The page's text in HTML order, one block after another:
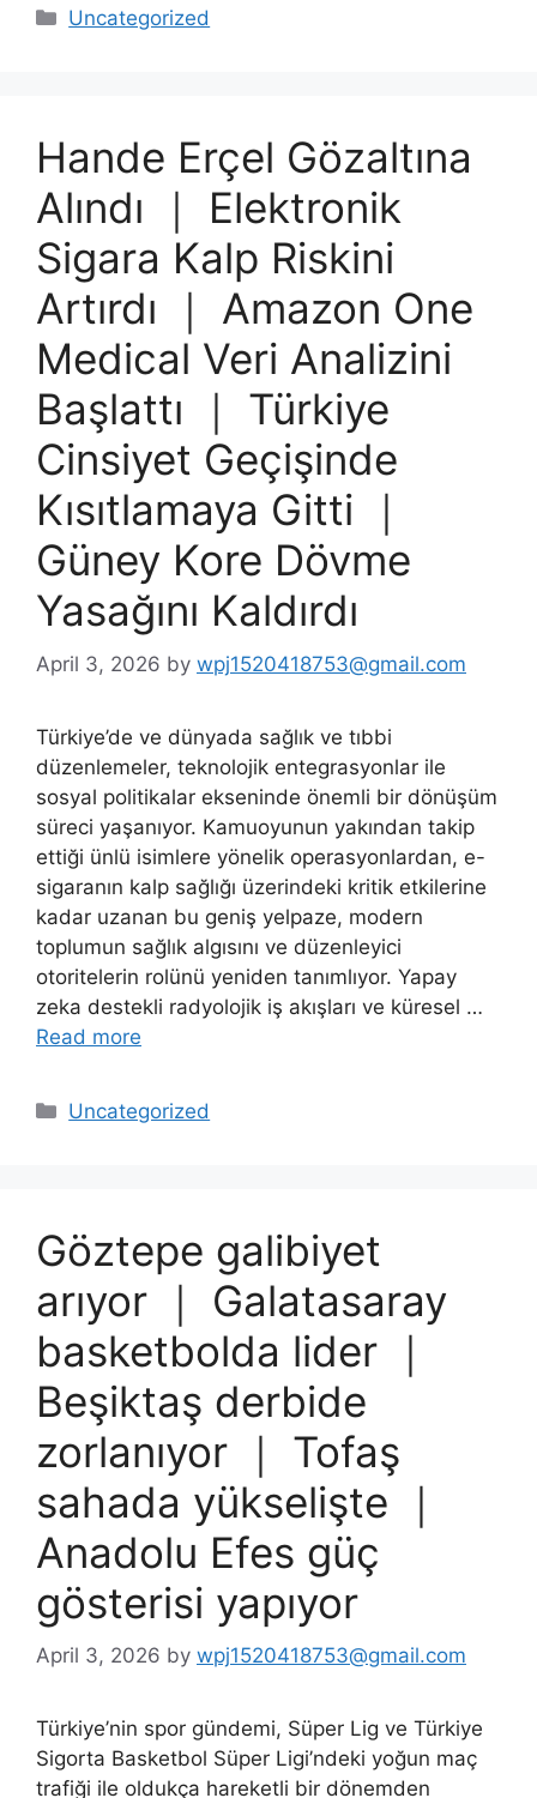
Categories
Uncategorized
Hande Erçel Gözaltına
Alındı ｜ Elektronik
Sigara Kalp Riskini
Artırdı ｜ Amazon One
Medical Veri Analizini
Başlattı ｜ Türkiye
Cinsiyet Geçişinde
Kısıtlamaya Gitti ｜
Güney Kore Dövme
Yasağını Kaldırdı
April 3, 2026 by wpj1520418753@gmail.com
Türkiye’de ve dünyada sağlık ve tıbbi
düzenlemeler, teknolojik entegrasyonlar ile
sosyal politikalar ekseninde önemli bir dönüşüm
süreci yaşanıyor. Kamuoyunun yakından takip
ettiği ünlü isimlere yönelik operasyonlardan, e-
sigaranın kalp sağlığı üzerindeki kritik etkilerine
kadar uzanan bu geniş yelpaze, modern
toplumun sağlık algısını ve düzenleyici
otoritelerin rolünü yeniden tanımlıyor. Yapay
zeka destekli radyolojik iş akışları ve küresel …
Read more
Categories
Uncategorized
Göztepe galibiyet
arıyor ｜ Galatasaray
basketbolda lider ｜
Beşiktaş derbide
zorlanıyor ｜ Tofaş
sahada yükselişte ｜
Anadolu Efes güç
gösterisi yapıyor
April 3, 2026 by wpj1520418753@gmail.com
Türkiye’nin spor gündemi, Süper Lig ve Türkiye
Sigorta Basketbol Süper Ligi’ndeki yoğun maç
trafiği ile oldukça hareketli bir dönemden